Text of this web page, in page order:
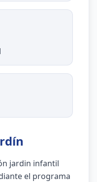
jardin infantil
el programa